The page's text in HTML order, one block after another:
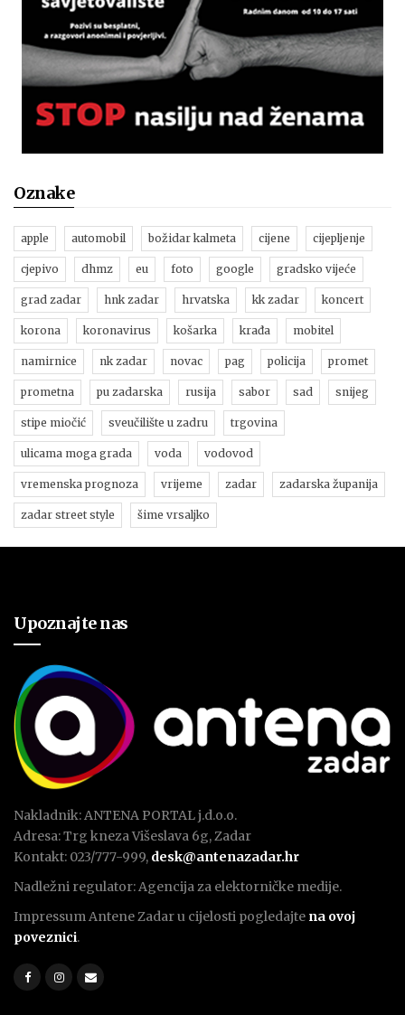
Oznake
apple automobil božidar kalmeta cijene cijepljenje
cjepivo dhmz eu foto google gradsko vijeće
grad zadar hnk zadar hrvatska kk zadar koncert
korona koronavirus košarka krađa mobitel
namirnice nk zadar novac pag policija promet
prometna pu zadarska rusija sabor sad snijeg
stipe miočić sveučilište u zadru trgovina
ulicama moga grada voda vodovod
vremenska prognoza vrijeme zadar zadarska županija
zadar street style šime vrsaljko
Upoznajte nas
Nakladnik: ANTENA PORTAL j.d.o.o.
Adresa: Trg kneza Višeslava 6g, Zadar
Kontakt: 023/777-999, desk@antenazadar.hr
Nadležni regulator: Agencija za elektorničke medije.
Impressum Antene Zadar u cijelosti pogledajte na ovoj
poveznici.